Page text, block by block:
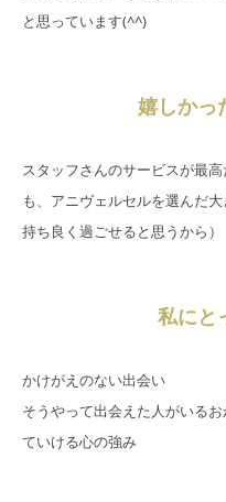
と思っています(^^)
嬉しかっ
スタッフさんのサービスが最
も、アニヴェルセルを選んだ
持ち良く過ごせると思うから）
私にと
かけがえのない出会い
そうやって出会えた人がいる
ていける心の強み